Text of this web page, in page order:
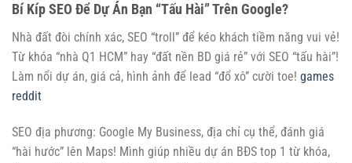
Bí Kíp SEO Để Dự Án Bạn “Tấu Hài” Trên Google?
Nhà đất đòi chính xác, SEO “troll” để kéo khách tiềm năng vui vẻ!
Từ khóa “nhà Q1 HCM” hay “đất nền BD giá rẻ” với SEO “tấu hài”!
Làm nổi dự án, giá cả, hình ảnh để lead “đổ xô” cười toe! games
reddit
SEO địa phương: Google My Business, địa chỉ cụ thể, đánh giá
“hài hước” lên Maps! Mình giúp nhiều dự án BĐS top 1 từ khóa,